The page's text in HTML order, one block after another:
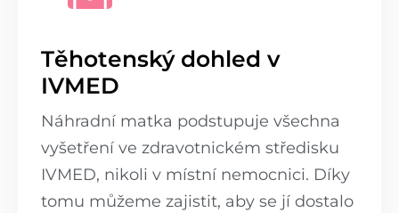
Těhotenský dohled v
IVMED
Náhradní matka podstupuje všechna
vyšetření ve zdravotnickém středisku
IVMED, nikoli v místní nemocnici. Díky
tomu můžeme zajistit, aby se jí dostalo